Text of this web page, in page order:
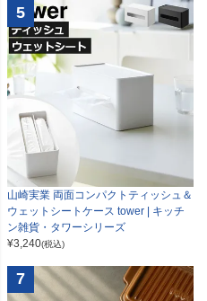
5
山崎実業 両面コンパクトティッシュ＆
ウェットシートケース tower | キッチ
ン雑貨・タワーシリーズ
¥3,240(税込)
7